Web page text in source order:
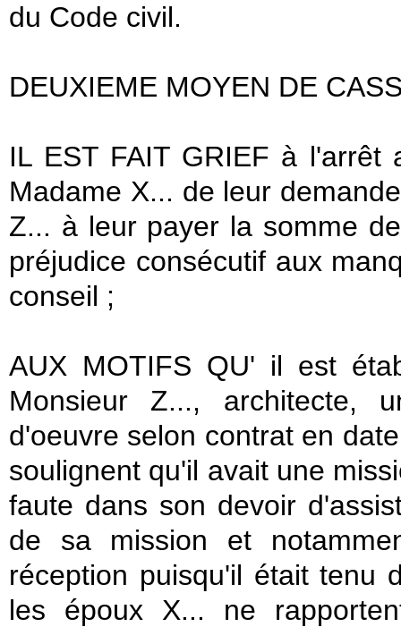
du Code civil.
DEUXIEME MOYEN DE
IL EST FAIT GRIEF à l'arrêt
Madame X... de leur
Z... à leur payer la somme
préjudice consécutif aux
conseil ;
AUX MOTIFS QU' il est
Monsieur Z..., architecte,
d'oeuvre selon contrat en
soulignent qu'il avait une
faute dans son devoir
de sa mission et
réception puisqu'il était tenu
les époux X... ne